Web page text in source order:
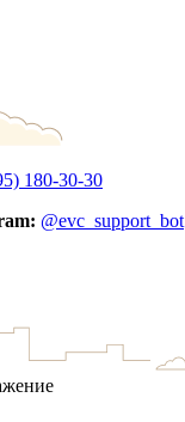
180-30-30
@evc_support_bot